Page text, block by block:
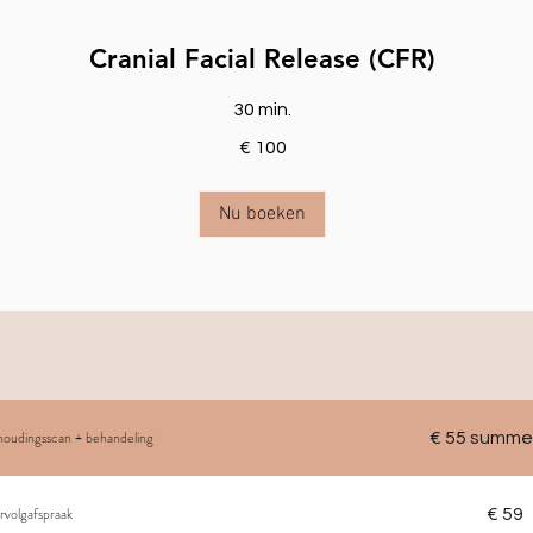
Cranial Facial Release (CFR)
30 min.
€ 100
Nu boeken
+ behandeling € 55
€ 59